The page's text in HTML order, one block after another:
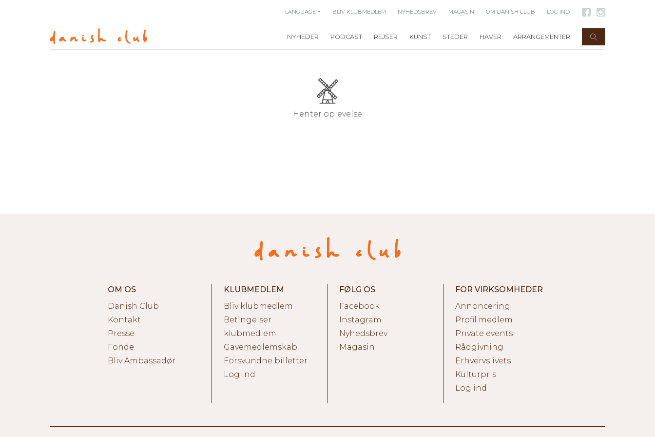
LANGUAGE BLIV KLUBMEDLEM NYHEDSBREV MAGASIN OM DANISH CLUB LOG IND
NYHEDER PODCAST REJSER KUNST STEDER HAVER ARRANGEMENTER
Henter oplevelse
OM OS
Danish Club
Kontakt
Presse
Fonde
Bliv Ambassadør
KLUBMEDLEM
Bliv klubmedlem
Betingelser
klubmedlem
Gavemedlemskab
Forsvundne billetter
Log ind
FØLG OS
Facebook
Instagram
Nyhedsbrev
Magasin
FOR VIRKSOMHEDER
Annoncering
Profil medlem
Private events
Rådgivning
Erhvervslivets
Kulturpris
Log ind